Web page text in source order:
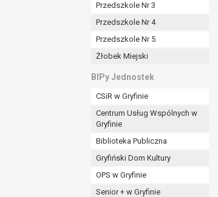
Przedszkole Nr 3
Przedszkole Nr 4
Przedszkole Nr 5
Żłobek Miejski
BIPy Jednostek
CSiR w Gryfinie
Centrum Usług Wspólnych w
Gryfinie
Biblioteka Publiczna
Gryfiński Dom Kultury
OPS w Gryfinie
Senior + w Gryfinie
tych danych,
roszczeń,
po stronie administratora są
przez tą osobę,
prawną jest:
stronę trzecią.
osobowych, chyba że wykaże
dotyczą, lub podstaw do